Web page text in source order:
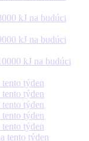
kJ na budúci
kJ na budúci
kJ na budúci
týden
týden
týden
týden
týden
tento týden